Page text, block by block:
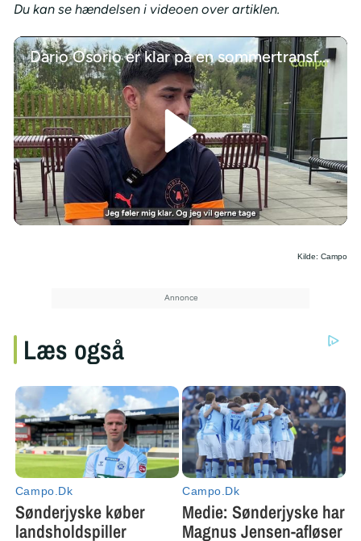
Du kan se hændelsen i videoen over artiklen.
Dario Osorio er klar på en sommertransfer
Kilde: Campo